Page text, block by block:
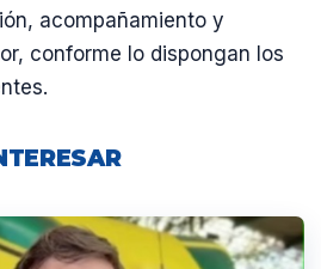
acompañamiento y
conforme lo dispongan los